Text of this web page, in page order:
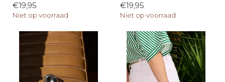
€19,95
Niet op voorraad
€19,95
Niet op voorraad